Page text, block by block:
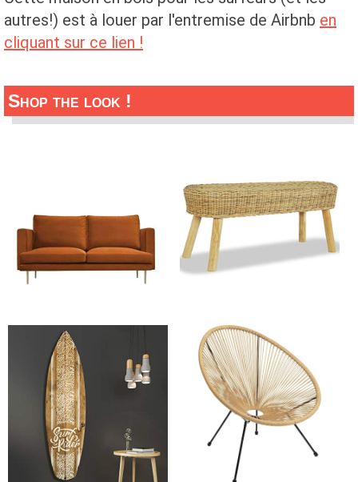
autres!) est à louer par l'entremise de Airbnb en
cliquant sur ce lien !
Shop the look !